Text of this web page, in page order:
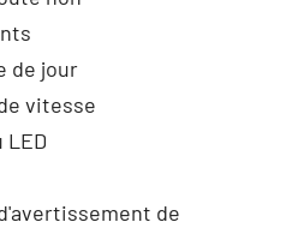
de jour
vitesse
LED
de